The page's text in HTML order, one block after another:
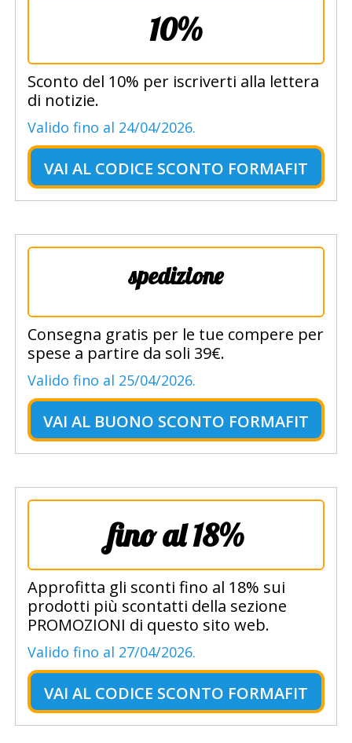
10%
Sconto del 10% per iscriverti alla lettera
di notizie.
Valido fino al 24/04/2026.
VAI AL CODICE SCONTO FORMAFIT
spedizione
Consegna gratis per le tue compere per
spese a partire da soli 39€.
Valido fino al 25/04/2026.
VAI AL BUONO SCONTO FORMAFIT
fino al 18%
Approfitta gli sconti fino al 18% sui
prodotti più scontatti della sezione
PROMOZIONI di questo sito web.
Valido fino al 27/04/2026.
VAI AL CODICE SCONTO FORMAFIT